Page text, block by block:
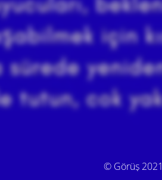
© Görüş 2021